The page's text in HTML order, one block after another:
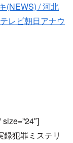
(NEWS) / 河北
レビ朝日アナウ
犯罪ミステリ